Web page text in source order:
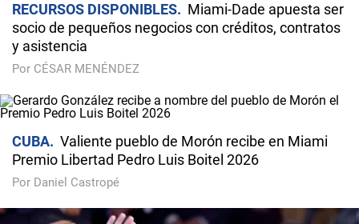
RECURSOS DISPONIBLES
Miami-Dade apuesta ser
socio de pequeños negocios con créditos, contratos
y asistencia
Por CÉSAR MENÉNDEZ
CUBA
Valiente pueblo de Morón recibe en Miami
Premio Libertad Pedro Luis Boitel 2026
Por Daniel Castropé